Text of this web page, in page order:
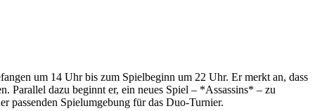
um 14 Uhr bis zum Spielbeginn um 22 Uhr. Er merkt an, dass
Parallel dazu beginnt er, ein neues Spiel – *Assassins* – zu
passenden Spielumgebung für das Duo-Turnier.